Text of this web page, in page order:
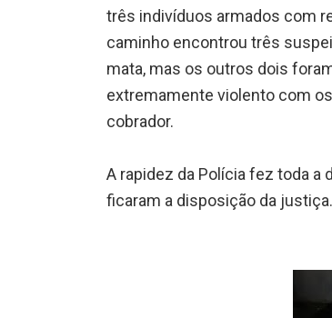
três indivíduos armados com
caminho encontrou três
mata, mas os outros dois
extremamente violento com
cobrador.
A rapidez da Polícia fez toda a
ficaram a disposição da justiça.